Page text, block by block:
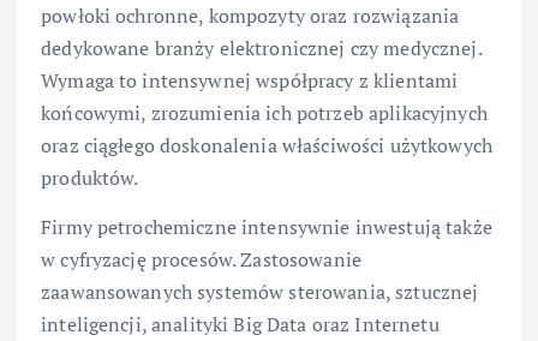
powłoki ochronne, kompozyty oraz rozwiązania
dedykowane branży elektronicznej czy medycznej.
Wymaga to intensywnej współpracy z klientami
końcowymi, zrozumienia ich potrzeb aplikacyjnych
oraz ciągłego doskonalenia właściwości użytkowych
produktów.
Firmy petrochemiczne intensywnie inwestują także
w cyfryzację procesów. Zastosowanie
zaawansowanych systemów sterowania, sztucznej
inteligencji, analityki Big Data oraz Internetu